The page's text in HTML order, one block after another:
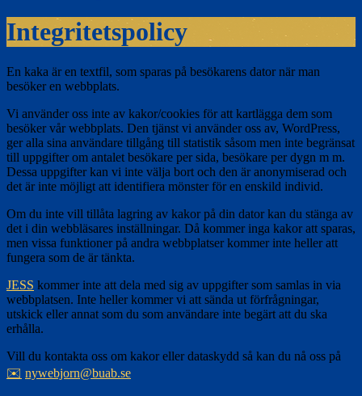
Integritetspolicy
En kaka är en textfil, som sparas på besökarens dator när man
besöker en webbplats.
Vi använder oss inte av kakor/cookies för att kartlägga dem som
besöker vår webbplats. Den tjänst vi använder oss av, WordPress,
ger alla sina användare tillgång till statistik såsom men inte begränsat
till uppgifter om antalet besökare per sida, besökare per dygn m m.
Dessa uppgifter kan vi inte välja bort och den är anonymiserad och
det är inte möjligt att identifiera mönster för en enskild individ.
Om du inte vill tillåta lagring av kakor på din dator kan du stänga av
det i din webbläsares inställningar. Då kommer inga kakor att sparas,
men vissa funktioner på andra webbplatser kommer inte heller att
fungera som de är tänkta.
JESS kommer inte att dela med sig av uppgifter som samlas in via
webbplatsen. Inte heller kommer vi att sända ut förfrågningar,
utskick eller annat som du som användare inte begärt att du ska
erhålla.
Vill du kontakta oss om kakor eller dataskydd så kan du nå oss på
✉️ nywebjorn@buab.se